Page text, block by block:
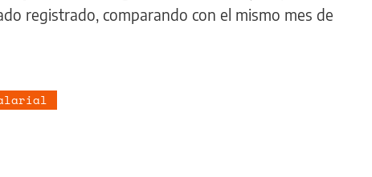
registrado, comparando con el mismo mes de